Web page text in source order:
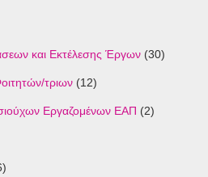
και Εκτέλεσης Έργων (30)
τριων (12)
Εργαζομένων ΕΑΠ (2)